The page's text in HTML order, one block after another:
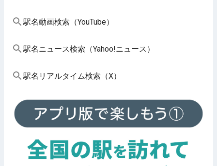
駅名動画検索（YouTube）
駅名ニュース検索（Yahoo!ニュース）
駅名リアルタイム検索（X）